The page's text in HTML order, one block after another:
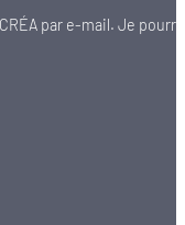
par e-mail. Je